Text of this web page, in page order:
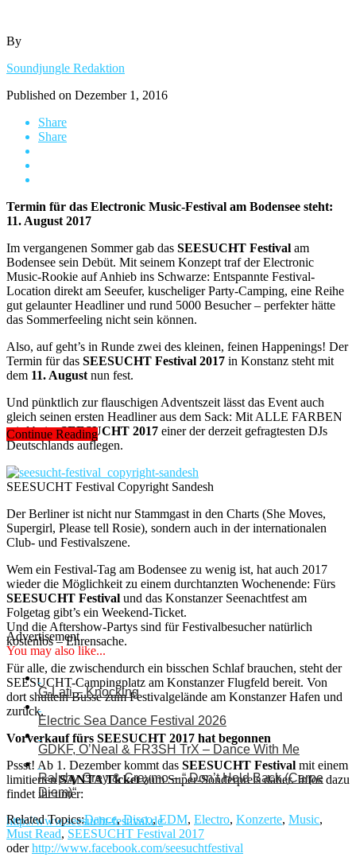
By
Soundjungle Redaktion
Published on Dezember 1, 2016
Share
Share
Termin für das Electronic Music-Festival am Bodensee steht:
11. August 2017
Im vergangenen Sommer gab das SEESUCHT Festival am
Bodensee sein Debüt. Mit seinem Konzept traf der Electronic
Music-Rookie auf Anhieb ins Schwarze: Entspannte Festival-
Location direkt am Seeufer, kuscheliger Party-Camping, eine Reihe
gut gelaunter Headliner und rund 5000 Besucher – perfekter hätte
das Sommerfeeling nicht sein können.
Also, auf geht’s in Runde zwei des kleinen, feinen Happenings! Der
Termin für das SEESUCHT Festival 2017 in Konstanz steht mit
dem 11. August nun fest.
Und pünktlich zur flauschigen Adventszeit lässt das Event auch
gleich seinen ersten Headliner aus dem Sack: Mit ALLE FARBEN
wird beimSEESUCHT 2017 einer der derzeit gefragtesten DJs
Deutschlands auflegen.
SEESUCHT Festival Copyright Sandesh
Der Berliner ist nicht nur Stammgast in den Charts (She Moves,
Supergirl, Please tell Rosie), sondern auch in der internationalen
Club- und Festivalszene.
Wem ein Festival-Tag am Bodensee zu wenig ist, hat auch 2017
wieder die Möglichkeit zu einem durchtanzten Wochenende: Fürs
SEESUCHT Festival und das Konstanzer Seenachtfest am
Folgetag gibt’s ein Weekend-Ticket.
Und die Aftershow-Partys sind für Festivalbesucher natürlich
kostenlos – Ehrensache.
Für alle, die zwischendurch ein bisschen Schlaf brauchen, steht der
SEESUCHT-Campingplatz am Konstanzer Flugfeld bereit. Von
dort shutteln Busse zum Festivalgelände am Konstanzer Hafen und
zurück.
Vorverkauf fürs SEESUCHT 2017 hat begonnen
Pssst! Ab 1. Dezember kommt das SEESUCHT Festival mit einem
limitiertenSANTA Ticketzum Super-Sonderpreis daher. Infos dazu
findet ihr unter:
http://www.seesucht-festival.de
oderhttp://www.facebook.com/seesuchtfestival
Continue Reading
Advertisement
You may also like...
G-Lati – Knocking
Electric Sea Dance Festival 2026
GDKF, O’Neal & FR3SH TrX – Dance With Me
Ralphy Grey & Craymo – “ Don’t Hold Back (Carpe
Diem)“
Related Topics:Dance,Disco,EDM, Electro, Konzerte, Music,
Must Read, SEESUCHT Festival 2017